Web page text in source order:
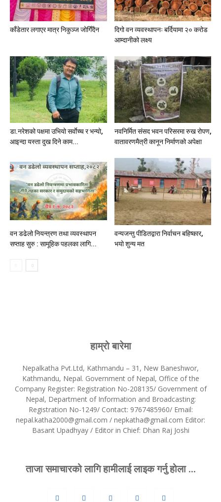
काँडेतार लगाएर मात्र निकुञ्ज जोगिँदैन
दिगो वन व्यवस्थापनः बर्दियामा २० करोड
आम्दानीको लक्ष्य
डा.नरेशको पक्षमा उभियो सर्वाेच्च र भन्यो,
आइन्दा यस्ता दुख दिने काम...
नवनिर्मित संसद भवन परिसरमा रुख रोपण,
वातावरणमैत्री कानून निर्माणको अपेक्षा
वन डढेलो नियन्त्रण तथा व्यवस्थापन
सप्ताह सुरु : सामूहिक पहलका लागि...
वन्यजन्तु पीडितद्वारा निर्वाचन बहिष्कार,
भयो शुन्य मत
हाम्रो बारेमा
Nepalkatha Pvt.Ltd, Kathmandu – 31, New Baneshwor,
Kathmandu, Nepal. Government of Nepal, Office of the
Company Register: Registration No-208135/ Government of
Nepal, Department of Information and Broadcasting:
Registration No-1249/ Contact: 9767485960/ Email:
nepal.katha2000@gmail.com / nepkatha@gmail.com Editor:
Basant Upadhyay / Editor in Chief: Dhan Raj Joshi
ताजा समाचारको लागि हामीलाई लाइक गर्नु होला ...